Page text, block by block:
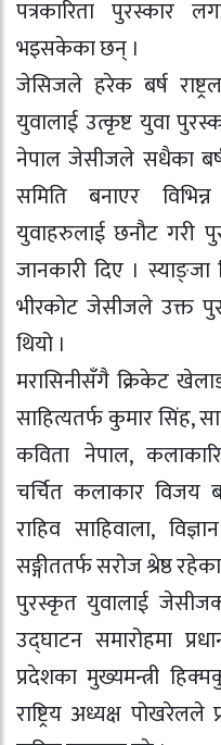
पत्रकारिता पुरस्कार
भइसकेका छन् ।
जेसिजले हरेक बर्ष
युवालाई उत्कृष्ट युवा
नेपाल जेसीजले सधैका
समिति बनाएर
युवाहरुलाई छनौट गरी
जानकारी दिए । स्याङ्जा
भीरकोट जेसीजले उक्त
थियो ।
मरासिनीसँगै क्रिकेट
साहित्यतर्फ कुमार सिंह,
कविता नेपाल,
चर्चित कलाकार विजय
राहिव साहिवाला,
सङ्गीततर्फ सरोज श्रेष्ठ
पुरस्कृत युवालाई
उद्घाटन समारोहमा
प्रदेशका मुख्यमन्त्री
राष्ट्रिय अध्यक्ष